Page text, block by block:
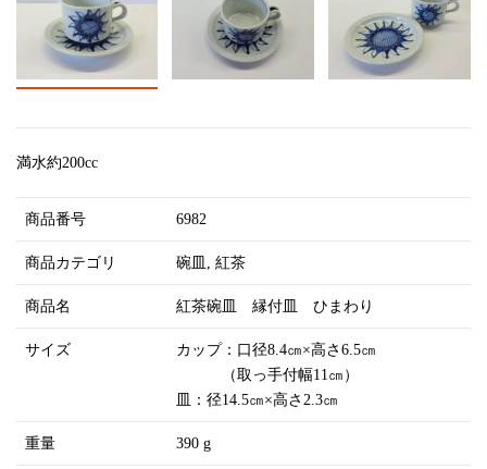
満水約200cc
商品番号 6982
商品カテゴリ 碗皿 紅茶
商品名 紅茶碗皿 縁付皿 ひまわり
サイズ
カップ：口径8.4㎝×高さ6.5㎝
（取っ手付幅11㎝）
皿：径14.5㎝×高さ2.3㎝
重量 390 g